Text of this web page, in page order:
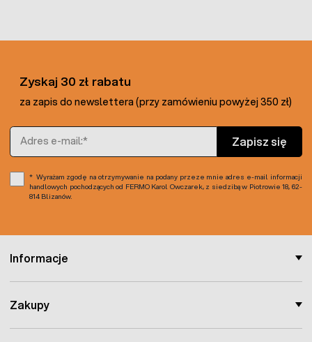
Informacje
Zakupy
Zyskaj 30 zł rabatu
za zapis do newslettera (przy zamówieniu powyżej 350 zł)
Adres e-mail
Zapisz się
Wyrażam zgodę na otrzymywanie na podany przeze mnie adres e-mail informacji
handlowych pochodzących od FERMO Karol Owczarek, z siedzibą w Piotrowie 18, 62-
814 Blizanów.